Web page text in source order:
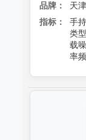
品牌：
天
指标：
手
类
载
率